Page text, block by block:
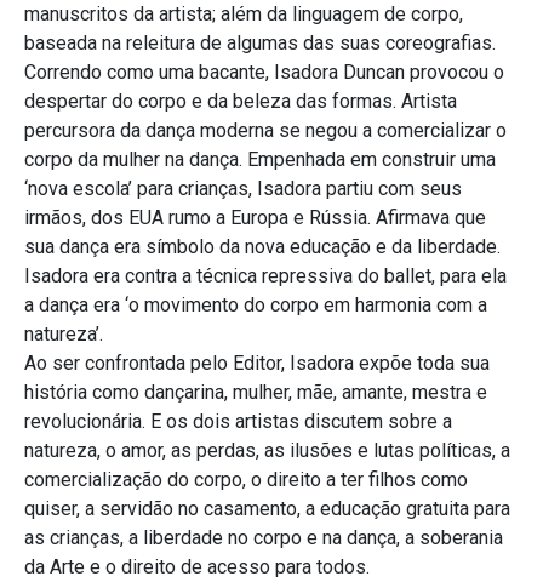
manuscritos da artista; além da linguagem de corpo,
baseada na releitura de algumas das suas coreografias.
Correndo como uma bacante, Isadora Duncan provocou o
despertar do corpo e da beleza das formas. Artista
percursora da dança moderna se negou a comercializar o
corpo da mulher na dança. Empenhada em construir uma
‘nova escola’ para crianças, Isadora partiu com seus
irmãos, dos EUA rumo a Europa e Rússia. Afirmava que
sua dança era símbolo da nova educação e da liberdade.
Isadora era contra a técnica repressiva do ballet, para ela
a dança era ‘o movimento do corpo em harmonia com a
natureza’.
Ao ser confrontada pelo Editor, Isadora expõe toda sua
história como dançarina, mulher, mãe, amante, mestra e
revolucionária. E os dois artistas discutem sobre a
natureza, o amor, as perdas, as ilusões e lutas políticas, a
comercialização do corpo, o direito a ter filhos como
quiser, a servidão no casamento, a educação gratuita para
as crianças, a liberdade no corpo e na dança, a soberania
da Arte e o direito de acesso para todos.